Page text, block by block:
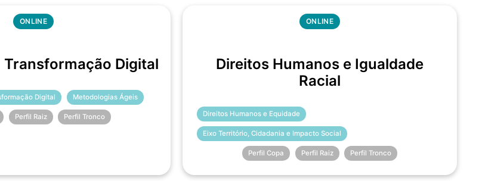
ONLINE
Digital
Digital Metodologias Ágeis
Perfil Raiz Perfil Tronco
ONLINE
Direitos Humanos e Igualdade
Racial
Direitos Humanos e Equidade
Eixo Território, Cidadania e Impacto Social
Perfil Copa Perfil Raiz Perfil Tronco